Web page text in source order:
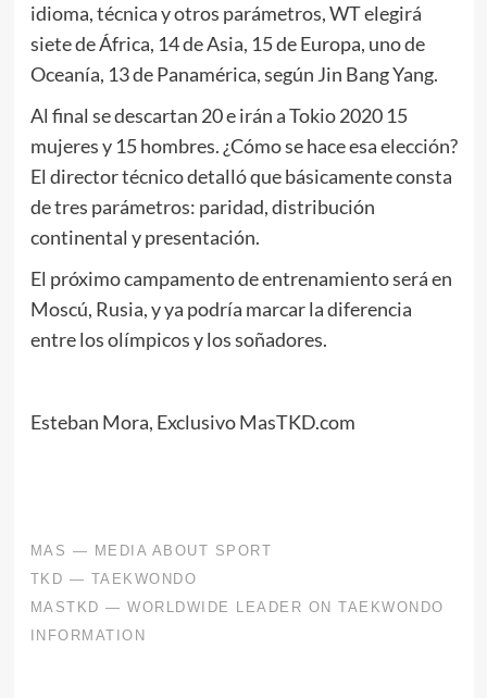
idioma, técnica y otros parámetros, WT elegirá
siete de África, 14 de Asia, 15 de Europa, uno de
Oceanía, 13 de Panamérica, según Jin Bang Yang.
Al final se descartan 20 e irán a Tokio 2020 15
mujeres y 15 hombres. ¿Cómo se hace esa elección?
El director técnico detalló que básicamente consta
de tres parámetros: paridad, distribución
continental y presentación.
El próximo campamento de entrenamiento será en
Moscú, Rusia, y ya podría marcar la diferencia
entre los olímpicos y los soñadores.
Esteban Mora, Exclusivo MasTKD.com